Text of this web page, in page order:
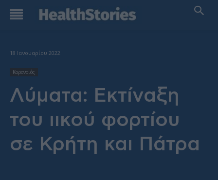
18 Ιανουαρίου 2022
Κορονοιός
Λύματα: Εκτίναξη
του ιικού φορτίου
σε Κρήτη και Πάτρα